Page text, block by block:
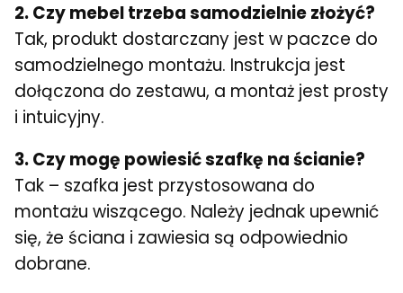
2. Czy mebel trzeba samodzielnie złożyć?
Tak, produkt dostarczany jest w paczce do
samodzielnego montażu. Instrukcja jest
dołączona do zestawu, a montaż jest prosty
i intuicyjny.
3. Czy mogę powiesić szafkę na ścianie?
Tak – szafka jest przystosowana do
montażu wiszącego. Należy jednak upewnić
się, że ściana i zawiesia są odpowiednio
dobrane.